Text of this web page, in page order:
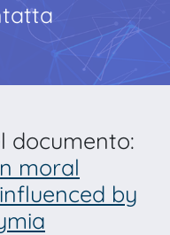
documento:
moral
by